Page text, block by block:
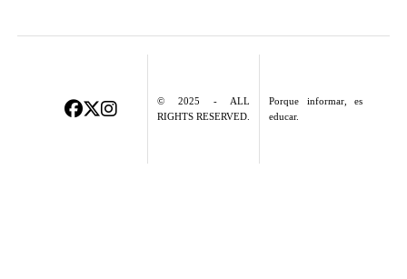
© 2025 - ALL
RIGHTS RESERVED.
Porque informar, es
educar.